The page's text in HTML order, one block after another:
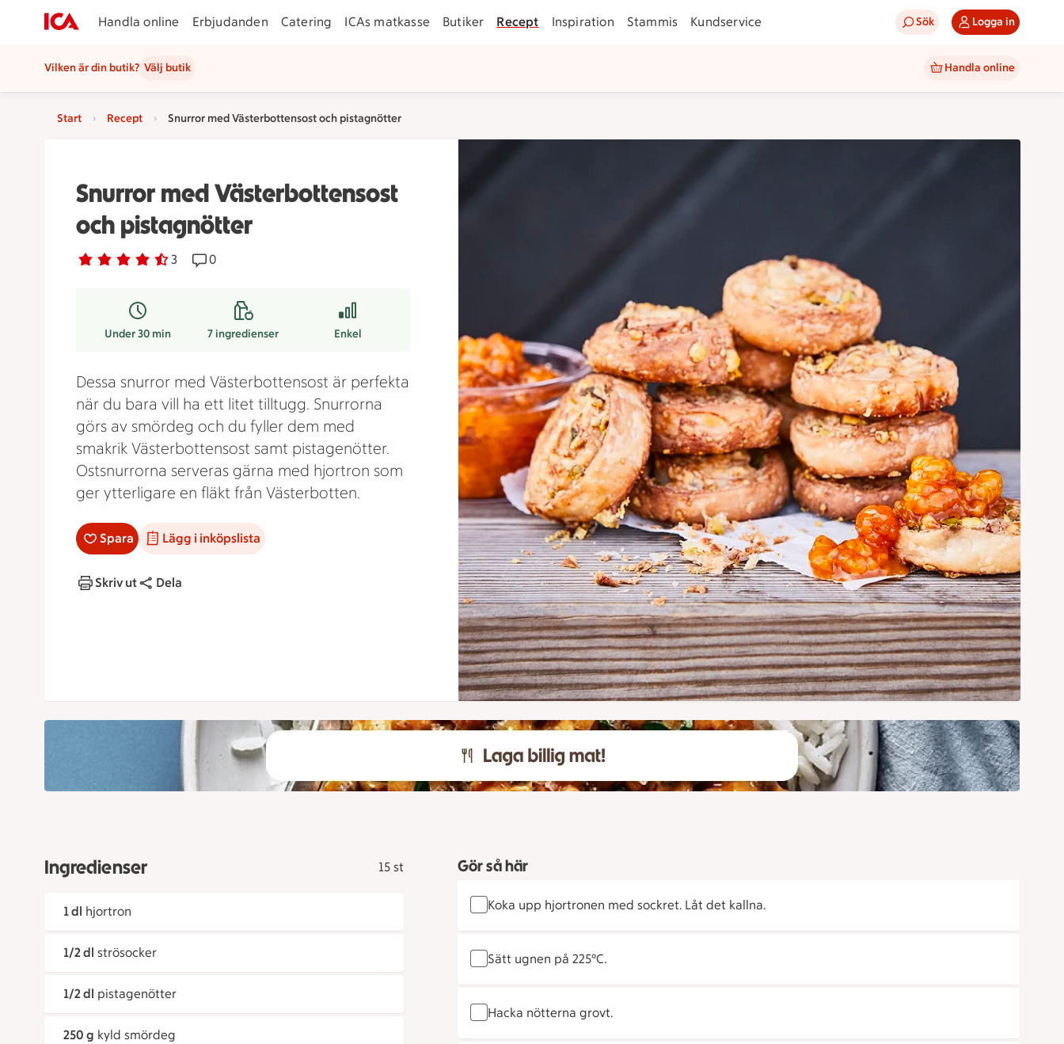
Handla online Erbjudanden Catering ICAs matkasse Butiker Recept Inspiration Stammis Kundservice Sök Logga in
Vilken är din butik? Välj butik Handla online
Start Recept Snurror med Västerbottensost och pistagnötter
Snurror med Västerbottensost
och pistagnötter
Betyg 4.3 av 5. 3
3 personer har röstatReceptet har 0 kommentarer
0
Under 30 min 7ingredienser Enkel
Dessa snurror med Västerbottensost är perfekta
när du bara vill ha ett litet tilltugg. Snurrorna
görs av smördeg och du fyller dem med
smakrik Västerbottensost samt pistagenötter.
Ostsnurrorna serveras gärna med hjortron som
ger ytterligare en fläkt från Västerbotten.
Spara Lägg i inköpslista
Skriv ut Dela
Ingredienser 15 st
1 dl hjortron
1/2 dl strösocker
1/2 dl pistagenötter
250 g kyld smördeg
Gör så här
Koka upp hjortronen med sockret. Låt det kallna.
Sätt ugnen på 225°C.
Hacka nötterna grovt.